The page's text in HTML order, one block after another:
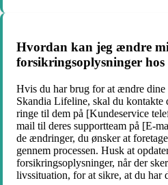
Hvordan kan jeg ændre
forsikringsoplysninger
Hvis du har brug for at ændre
Skandia Lifeline, skal du kontakte
ringe til dem på [Kundeservice
mail til deres supportteam på [E-
de ændringer, du ønsker at
gennem processen. Husk at
forsikringsoplysninger, når der
livssituation, for at sikre, at du har